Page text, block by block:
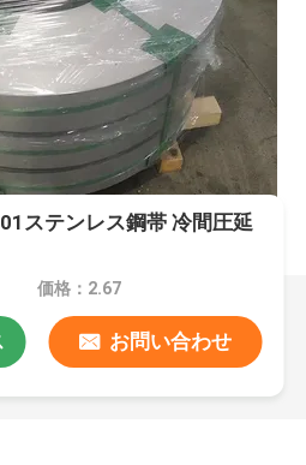
ステンレス鋼帯 冷間圧延
価格：2.67
お問い合わせ